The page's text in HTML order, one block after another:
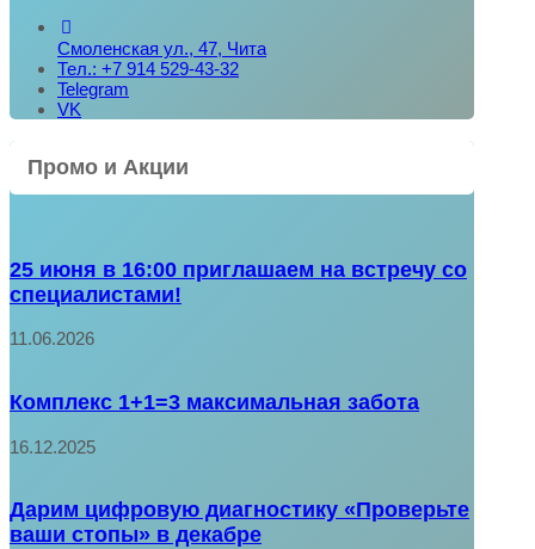
Смоленская ул., 47, Чита
Тел.: +7 914 529-43-32
Telegram
VK
Промо и Акции
25 июня в 16:00 приглашаем на встречу со
специалистами!
11.06.2026
Комплекс 1+1=3 максимальная забота
16.12.2025
Дарим цифровую диагностику «Проверьте
ваши стопы» в декабре